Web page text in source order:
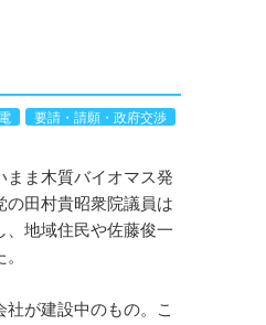
要請・請願・政府交渉
ま木質バイオマス発
の田村貴昭衆院議員は
、地域住民や佐藤俊一
が建設中のもの。こ